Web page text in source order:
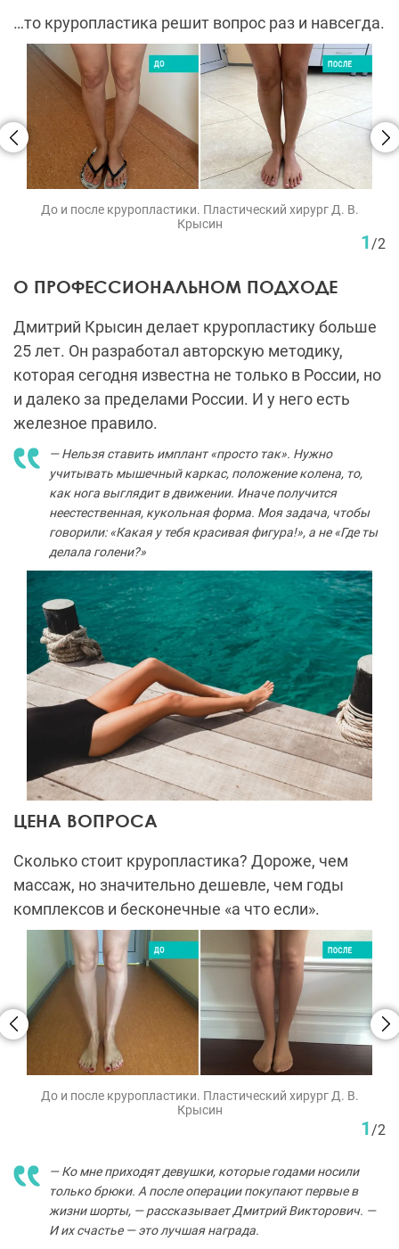
…то круропластика решит вопрос раз и навсегда.
До и после круропластики. Пластический хирург Д. В.
Крысин
1/2
О ПРОФЕССИОНАЛЬНОМ ПОДХОДЕ
Дмитрий Крысин делает круропластику больше
25 лет. Он разработал авторскую методику,
которая сегодня известна не только в России, но
и далеко за пределами России. И у него есть
железное правило.
— Нельзя ставить имплант «просто так». Нужно
учитывать мышечный каркас, положение колена, то,
как нога выглядит в движении. Иначе получится
неестественная, кукольная форма. Моя задача, чтобы
говорили: «Какая у тебя красивая фигура!», а не «Где ты
делала голени?»
ЦЕНА ВОПРОСА
Сколько стоит круропластика? Дороже, чем
массаж, но значительно дешевле, чем годы
комплексов и бесконечные «а что если».
До и после круропластики. Пластический хирург Д. В.
Крысин
1/2
— Ко мне приходят девушки, которые годами носили
только брюки. А после операции покупают первые в
жизни шорты, — рассказывает Дмитрий Викторович. —
И их счастье — это лучшая награда.